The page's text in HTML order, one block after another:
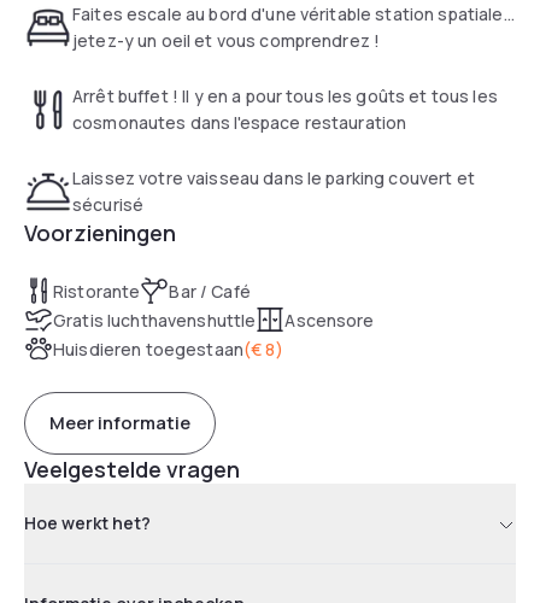
Faites escale au bord d'une véritable station spatiale...
jetez-y un oeil et vous comprendrez !
Arrêt buffet ! Il y en a pour tous les goûts et tous les
cosmonautes dans l'espace restauration
Laissez votre vaisseau dans le parking couvert et
sécurisé
Voorzieningen
Ristorante
Bar / Café
Gratis luchthavenshuttle
Ascensore
Huisdieren toegestaan(€ 8)
Meer informatie
Veelgestelde vragen
Hoe werkt het?